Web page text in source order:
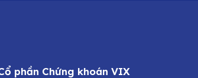
phần Chứng khoán VIX